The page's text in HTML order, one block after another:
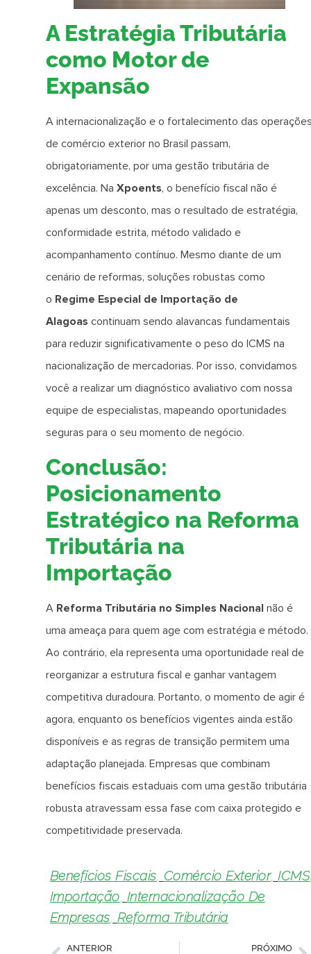
A Estratégia Tributária
como Motor de
Expansão
A internacionalização e o fortalecimento das
de comércio exterior no Brasil passam,
obrigatoriamente, por uma gestão tributária de
excelência. Na Xpoents, o benefício fiscal não é
apenas um desconto, mas o resultado de estratégia,
conformidade estrita, método validado e
acompanhamento contínuo. Mesmo diante de um
cenário de reformas, soluções robustas como
o Regime Especial de Importação de
Alagoas continuam sendo alavancas fundamentais
para reduzir significativamente o peso do ICMS na
nacionalização de mercadorias. Por isso, convidamos
você a realizar um diagnóstico avaliativo com nossa
equipe de especialistas, mapeando oportunidades
seguras para o seu momento de negócio.
Conclusão:
Posicionamento
Estratégico na Reforma
Tributária na
Importação
A Reforma Tributária no Simples Nacional não é
uma ameaça para quem age com estratégia e método.
Ao contrário, ela representa uma oportunidade real de
reorganizar a estrutura fiscal e ganhar vantagem
competitiva duradoura. Portanto, o momento de agir é
agora, enquanto os benefícios vigentes ainda estão
disponíveis e as regras de transição permitem uma
adaptação planejada. Empresas que combinam
benefícios fiscais estaduais com uma gestão tributária
robusta atravessam essa fase com caixa protegido e
competitividade preservada.
Benefícios Fiscais Comércio Exterior,ICMS
Importação Internacionalização De
Empresas Reforma Tributária
ANTERIOR PRÓXIMO